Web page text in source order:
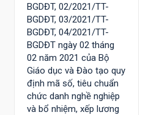
BGDĐT, 02/2021/TT-
BGDĐT, 03/2021/TT-
BGDĐT, 04/2021/TT-
BGDĐT ngày 02 tháng
02 năm 2021 của Bộ
Giáo dục và Đào tạo quy
định mã số, tiêu chuẩn
chức danh nghề nghiệp
và bổ nhiệm, xếp lương